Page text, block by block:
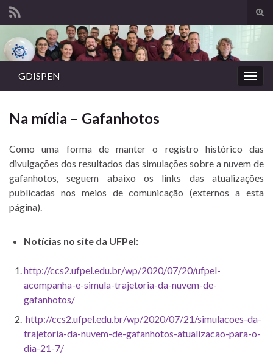
de
Search for:
GDISPEN
Na mídia – Gafanhotos
Como uma forma de manter o registro histórico das
divulgações dos resultados das simulações sobre a nuvem de
gafanhotos, seguem abaixo os links das atualizações
publicadas nos meios de comunicação (externos a esta
página).
Notícias no site da UFPel:
http://ccs2.ufpel.edu.br/wp/2020/07/20/ufpel-
acompanha-e-simula-trajetoria-da-nuvem-de-
gafanhotos/
http://ccs2.ufpel.edu.br/wp/2020/07/21/simulacoes-da-
trajetoria-da-nuvem-de-gafanhotos-atualizacao-para-o-
dia-21-7/